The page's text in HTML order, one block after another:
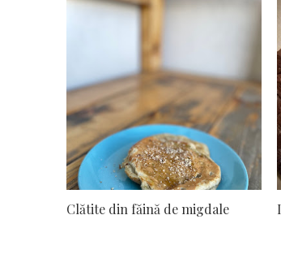
Clătite din făină de migdale